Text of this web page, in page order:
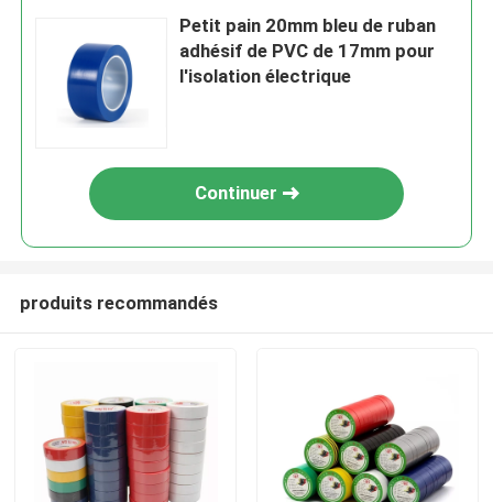
Petit pain 20mm bleu de ruban
adhésif de PVC de 17mm pour
l'isolation électrique
Continuer
produits recommandés